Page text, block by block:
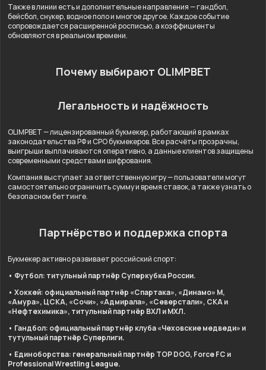
Также в линии есть и дополнительные направления — гандбол,
бейсбол, снукер, водное поло и многое другое. Каждое событие
сопровождается расширенной росписью, а коэффициенты
обновляются в реальном времени.
Почему выбирают OLIMPBET
Легальность и надёжность
OLIMPBET — лицензированный букмекер, работающий в рамках
законодательства РФ и СРО букмекеров. Все расчёты прозрачны,
выигрыши выплачиваются оперативно, а данные клиентов защищены
современными средствами шифрования.
Компания выступает за ответственную игру — пользователи могут
самостоятельно ограничить сумму и время ставок, а также узнать о
безопасном беттинге.
Партнёрство и поддержка спорта
Букмекер активно развивает российский спорт:
• Футбол: титульный партнёр Суперкубка России.
• Хоккей: официальный партнёр «Спартака», «Динамо» М,
«Амура», ЦСКА, «Сочи», «Адмирала», «Северстали», СКА и
«Нефтехимика», титульный партнёр ВХЛ и МХЛ.
• Гандбол: официальный партнёр клуба «Чеховские медведи» и
тутульный партнёр Суперлиги.
• Единоборства: генеральный партнёр TOP DOG, Force FC и
Professional Wrestling League.